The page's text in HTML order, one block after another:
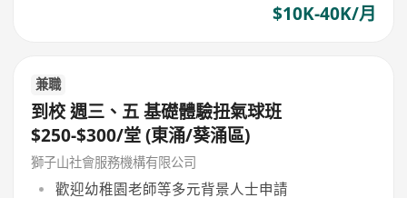
$10K-40K/月
兼職
到校 週三、五 基礎體驗扭氣球班
$250-$300/堂 (東涌/葵涌區)
獅子山社會服務機構有限公司
歡迎幼稚園老師等多元背景人士申請